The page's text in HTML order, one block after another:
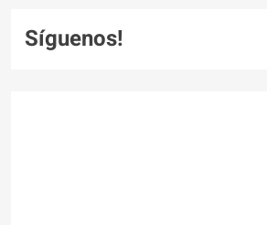
Síguenos!